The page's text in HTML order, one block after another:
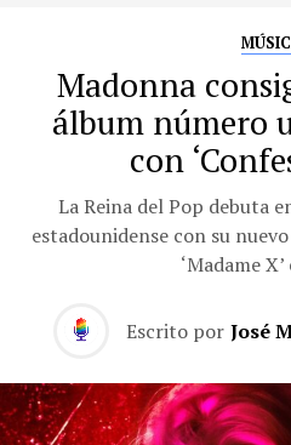
Madonna
álbum número
con
La Reina del Pop debuta
estadounidense con su
‘Madame
Escrito por José